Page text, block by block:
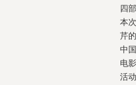
四
本
芹
中
电
活